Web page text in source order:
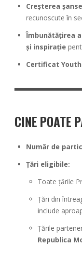
Creșterea
recunoscute în
Îmbunătățirea
și inspirație
Certificat
CINE POATE
Număr de
Țări eligibile:
Toate țările
Țări din
include
Țările
Republica